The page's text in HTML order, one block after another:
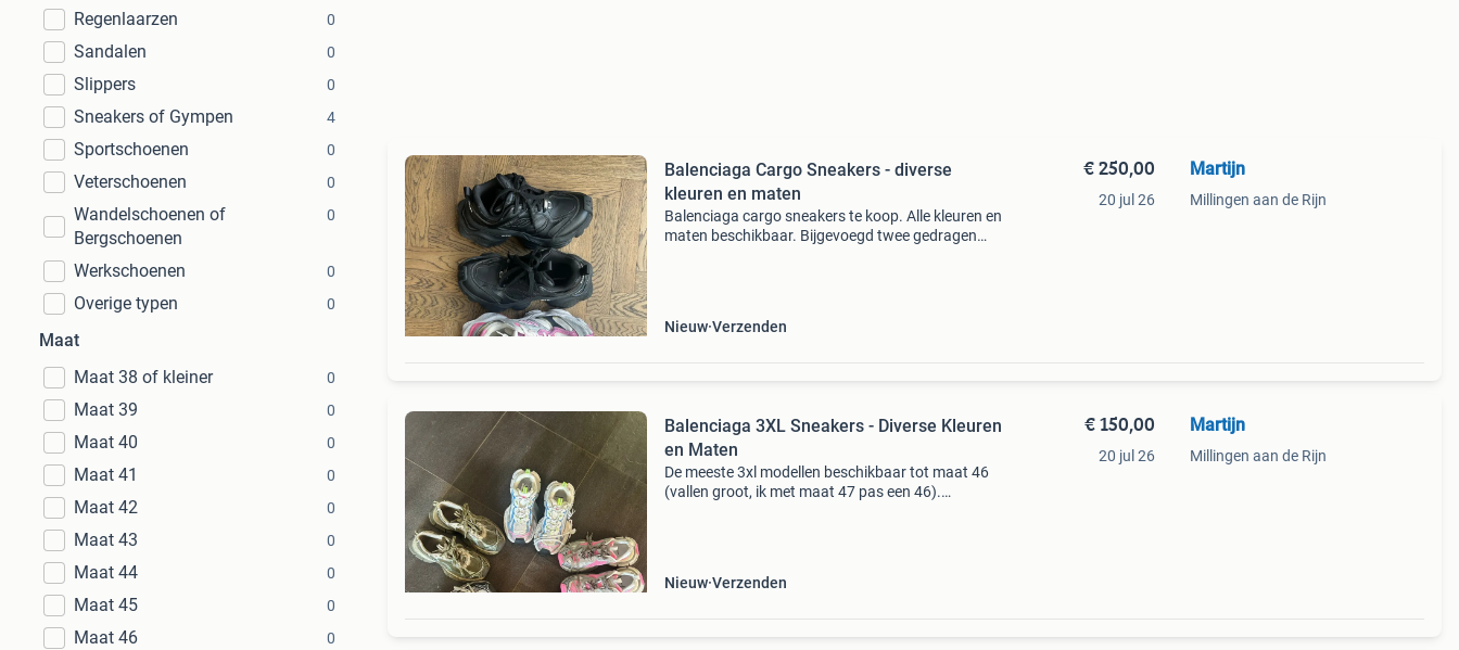
Regenlaarzen 0
Sandalen 0
Slippers 0
Sneakers of Gympen 4
Sportschoenen 0
Veterschoenen 0
Wandelschoenen of
Bergschoenen
0
Werkschoenen 0
Overige typen 0
Maat
Maat 38 of kleiner
0
Maat 39 0
Maat 40 0
Maat 41 0
Maat 42 0
Maat 43 0
Maat 44 0
Maat 45 0
Maat 46 0
Balenciaga Cargo Sneakers - diverse
kleuren en maten
Balenciaga cargo sneakers te koop. Alle kleuren en
maten beschikbaar. Bijgevoegd twee gedragen
Nieuw Verzenden
€ 250,00
20 jul 26
Martijn
Millingen aan de Rijn
Balenciaga 3XL Sneakers - Diverse Kleuren
en Maten
De meeste 3xl modellen beschikbaar tot maat 46
(vallen groot, ik met maat 47 pas een 46).
Nieuw Verzenden
€ 150,00
20 jul 26
Martijn
Millingen aan de Rijn